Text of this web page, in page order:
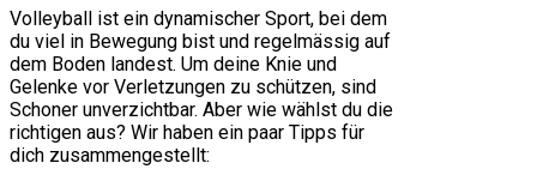
Volleyball ist ein dynamischer Sport, bei dem
du viel in Bewegung bist und regelmässig auf
dem Boden landest. Um deine Knie und
Gelenke vor Verletzungen zu schützen, sind
Schoner unverzichtbar. Aber wie wählst du die
richtigen aus? Wir haben ein paar Tipps für
dich zusammengestellt: